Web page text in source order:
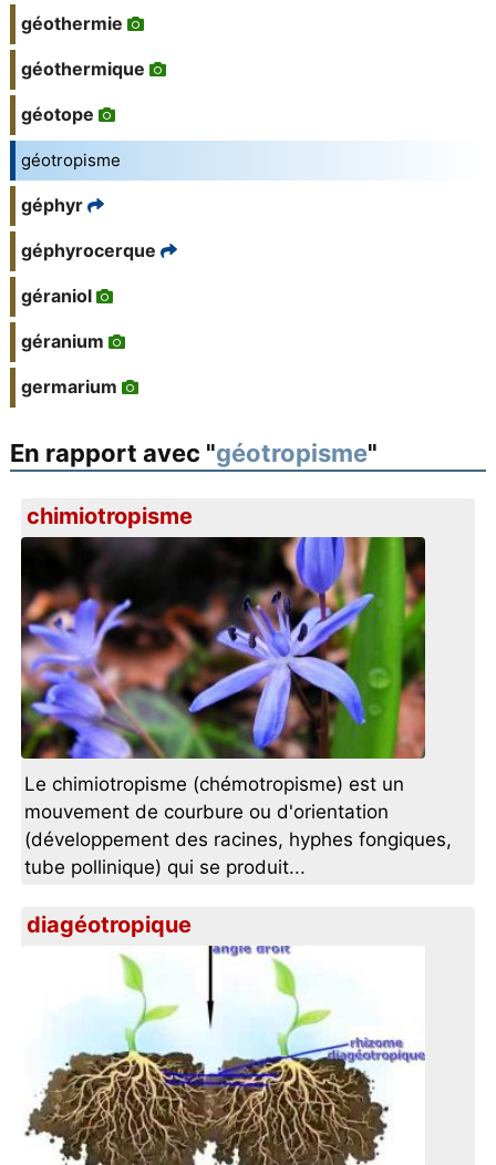
géothermie
géothermique
géotope
géotropisme
géphyr
géphyrocerque
géraniol
géranium
germarium
En rapport avec "géotropisme"
chimiotropisme
Le chimiotropisme (chémotropisme) est un
mouvement de courbure ou d'orientation
(développement des racines, hyphes fongiques,
tube pollinique) qui se produit...
diagéotropique